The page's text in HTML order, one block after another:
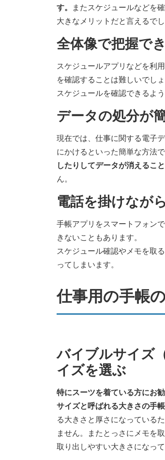
す。
またスケジュールなどを
大きなメリットだと言えるでし
全体像で把握で
スケジュールアプリなどを利
を確認することは難しいでし
スケジュールを確認できるよ
データの処分が
現在では、仕事に関する電子
にかけるといった簡単な方法
したりしてデータが消えるこ
ん。
電話を掛けなが
手帳アプリをスマートフォン
きないこともあります。
スケジュール確認やメモを取
ってしまいます。
仕事用の手帳
バイブルサイズ
イズを選ぶ
特にスーツを着ている方にお
サイズと呼ばれる大きさの手帳
る大きさと厚さになっている
ません。またとっさにメモを
取り出しやすい大きさになって